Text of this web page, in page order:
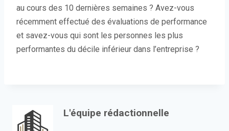
au cours des 10 dernières semaines ? Avez-vous
récemment effectué des évaluations de performance
et savez-vous qui sont les personnes les plus
performantes du décile inférieur dans l’entreprise ?
L'équipe rédactionnelle